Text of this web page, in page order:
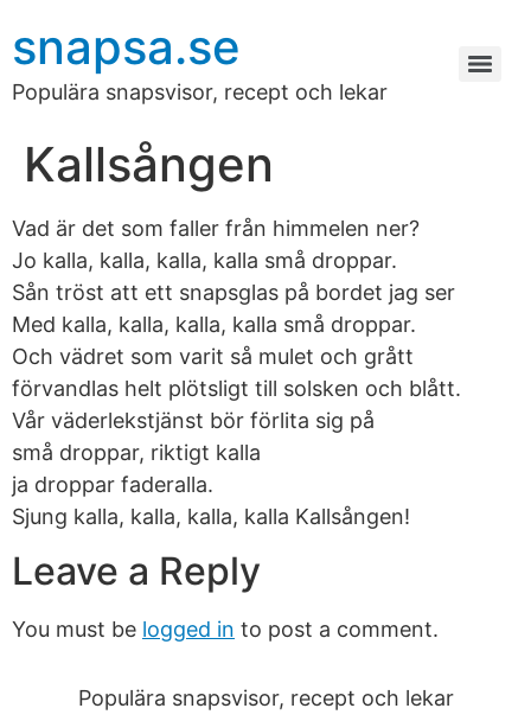
snapsa.se
Populära snapsvisor, recept och lekar
Kallsången
Vad är det som faller från himmelen ner?
Jo kalla, kalla, kalla, kalla små droppar.
Sån tröst att ett snapsglas på bordet jag ser
Med kalla, kalla, kalla, kalla små droppar.
Och vädret som varit så mulet och grått
förvandlas helt plötsligt till solsken och blått.
Vår väderlekstjänst bör förlita sig på
små droppar, riktigt kalla
ja droppar faderalla.
Sjung kalla, kalla, kalla, kalla Kallsången!
Leave a Reply
You must be logged in to post a comment.
Populära snapsvisor, recept och lekar